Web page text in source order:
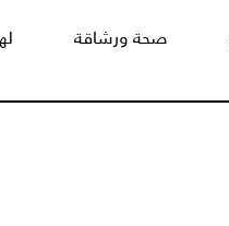
صحة ورشاقة